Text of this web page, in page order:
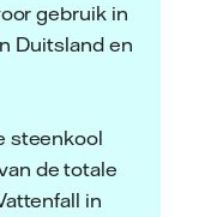
gebruik in
Duitsland en
steenkool
de totale
in